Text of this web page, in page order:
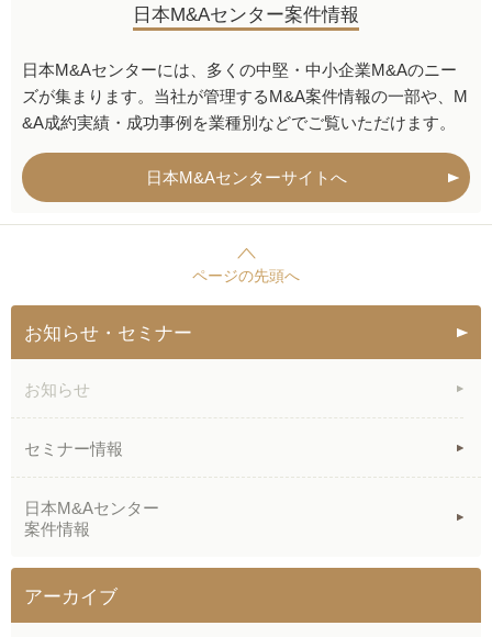
日本M&Aセンター案件情報
日本M&Aセンターには、多くの中堅・中小企業M&Aのニー
ズが集まります。当社が管理するM&A案件情報の一部や、M
&A成約実績・成功事例を業種別などでご覧いただけます。
日本M&Aセンターサイトへ
ページの先頭へ
お知らせ・セミナー
お知らせ
セミナー情報
日本M&Aセンター
案件情報
アーカイブ